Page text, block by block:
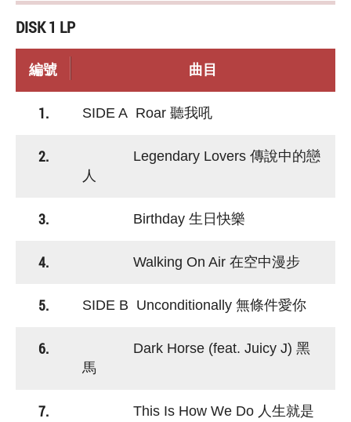
DISK 1 LP
編號 曲目
1. SIDE A Roar 聽我吼
2.
Legendary Lovers 傳說中的戀
人
3. Birthday 生日快樂
4. Walking On Air 在空中漫步
5. SIDE B Unconditionally 無條件愛你
6.
Dark Horse (feat. Juicy J) 黑
馬
7.
This Is How We Do 人生就是